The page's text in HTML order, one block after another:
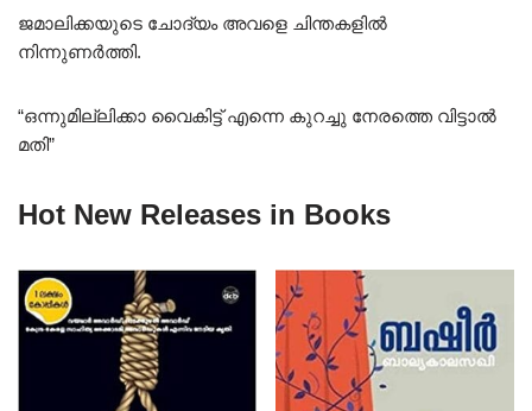
ജമാലിക്കയുടെ ചോദ്യം അവളെ ചിന്തകളിൽ
നിന്നുണർത്തി.
“ഒന്നുമില്ലിക്കാ വൈകിട്ട് എന്നെ കുറച്ചു നേരത്തെ വിട്ടാൽ
മതി”
Hot New Releases in Books